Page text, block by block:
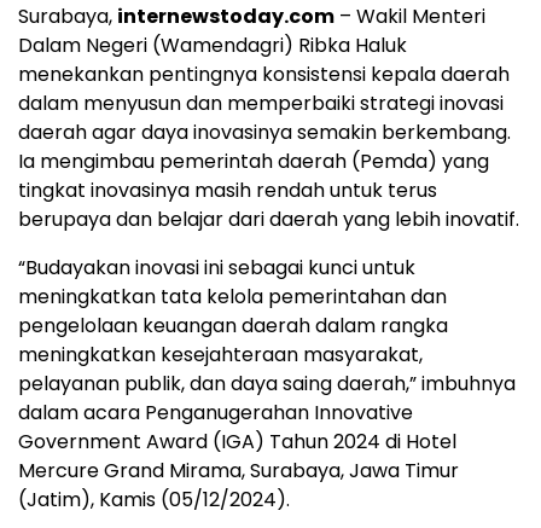
Surabaya, internewstoday.com – Wakil Menteri
Dalam Negeri (Wamendagri) Ribka Haluk
menekankan pentingnya konsistensi kepala daerah
dalam menyusun dan memperbaiki strategi inovasi
daerah agar daya inovasinya semakin berkembang.
Ia mengimbau pemerintah daerah (Pemda) yang
tingkat inovasinya masih rendah untuk terus
berupaya dan belajar dari daerah yang lebih inovatif.
“Budayakan inovasi ini sebagai kunci untuk
meningkatkan tata kelola pemerintahan dan
pengelolaan keuangan daerah dalam rangka
meningkatkan kesejahteraan masyarakat,
pelayanan publik, dan daya saing daerah,” imbuhnya
dalam acara Penganugerahan Innovative
Government Award (IGA) Tahun 2024 di Hotel
Mercure Grand Mirama, Surabaya, Jawa Timur
(Jatim), Kamis (05/12/2024).